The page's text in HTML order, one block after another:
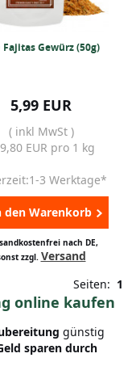
Fajitas Gewürz (50g)
5,99 EUR
( inkl MwSt )
EUR pro 1 kg
3 Werktage*
den Warenkorb
nach DE,
zzgl. Versand
Seiten: 1
online kaufen
günstig
sparen durch